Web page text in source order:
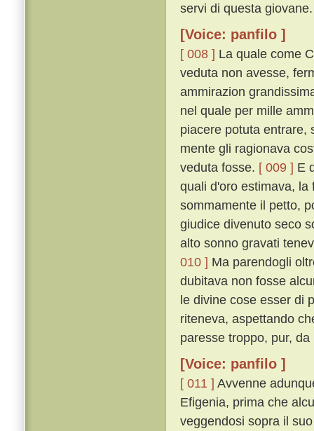
servi di questa giovane.
[Voice: panfilo ]
[ 008 ] La quale come
veduta non avesse,
ammirazion
nel quale per mille
piacere potuta entrare,
mente gli ragionava
veduta fosse. [ 009 ] E
quali d'oro estimava,
sommamente il petto,
giudice divenuto seco
alto sonno gravati
010 ] Ma parendogli
dubitava non fosse
le divine cose esser di
riteneva, aspettando
paresse troppo, pur,
[Voice: panfilo ]
[ 011 ] Avvenne
Efigenia, prima che
veggendosi sopra il